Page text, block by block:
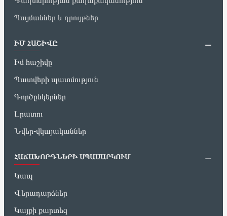
Պայմաններ և դրույթներ
ԻՄ ՀԱՇԻՎԸ
Իմ հաշիվը
Պատվերի պատմություն
Գործընկերներ
Լրատու
Նվեր-վկայականներ
ՀԱՃԱԽՈՐԴՆԵՐԻ ՍՊԱՍԱՐԿՈՒՄ
Կապ
Վերադարձներ
Կայքի քարտեզ